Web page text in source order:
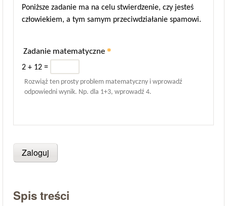
Poniższe zadanie ma na celu stwierdzenie, czy jesteś
człowiekiem, a tym samym przeciwdziałanie spamowi.
Zadanie matematyczne *
2 + 12 =
Rozwiąż ten prosty problem matematyczny i wprowadź
odpowiedni wynik. Np. dla 1+3, wprowadź 4.
Spis treści